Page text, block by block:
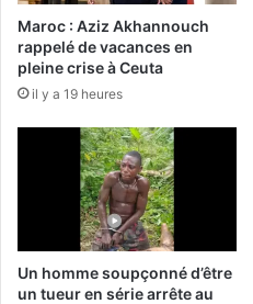
Maroc : Aziz Akhannouch
rappelé de vacances en
pleine crise à Ceuta
il y a 19 heures
Un homme soupçonné d’être
un tueur en série arrête au